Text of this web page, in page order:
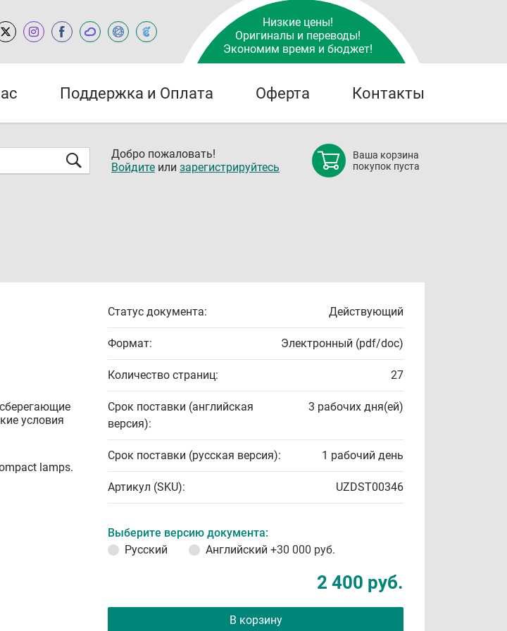
Низкие цены!
Оригиналы и переводы!
Экономим время и бюджет!
Поддержка и Оплата Оферта Контакты
Добро пожаловать!
Войдите или зарегистрируйтесь
Ваша корзина
покупок пуста
условия
lamps.
Статус документа: Действующий
Формат: Электронный (pdf/doc)
Количество страниц: 27
Срок поставки (английская
версия):
3 рабочих дня(ей)
Срок поставки (русская версия): 1 рабочий день
Артикул (SKU): UZDST00346
Выберите версию документа:
Русский
Английский +30 000 руб.
2 400 руб.
В корзину